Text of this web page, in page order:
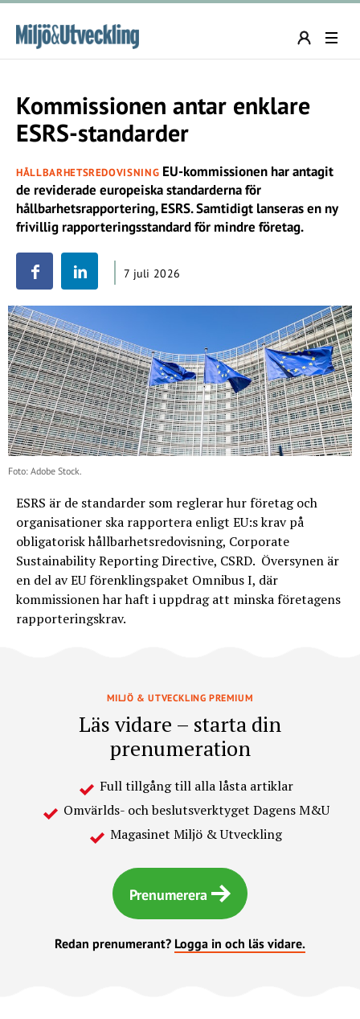
Kommissionen antar enklare
ESRS-standarder
HÅLLBARHETSREDOVISNING EU-kommissionen har antagit
de reviderade europeiska standarderna för
hållbarhetsrapportering, ESRS. Samtidigt lanseras en ny
frivillig rapporteringsstandard för mindre företag.
7 juli 2026
Foto: Adobe Stock.
ESRS är de standarder som reglerar hur företag och
organisationer ska rapportera enligt EU:s krav på
obligatorisk hållbarhetsredovisning, Corporate
Sustainability Reporting Directive, CSRD. Översynen är
en del av EU förenklingspaket Omnibus I, där
kommissionen har haft i uppdrag att minska företagens
rapporteringskrav.
MILJÖ & UTVECKLING PREMIUM
Läs vidare – starta din
prenumeration
Full tillgång till alla låsta artiklar
Omvärlds- och beslutsverktyget Dagens M&U
Magasinet Miljö & Utveckling
Prenumerera
Redan prenumerant? Logga in och läs vidare.